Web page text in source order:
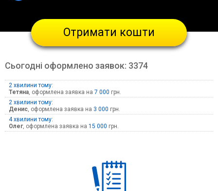
Отримати кошти
Сьогодні оформлено заявок: 3374
2 хвилини тому:
Тетяна, оформлена заявка на 7 000 грн.
3 хвилини тому:
Денис, оформлена заявка на 3 000 грн.
4 хвилини тому:
Олег, оформлена заявка на 15 000 грн.